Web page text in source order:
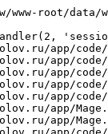
root/data/
app/
app/
app/
app/
app/
app/
app/